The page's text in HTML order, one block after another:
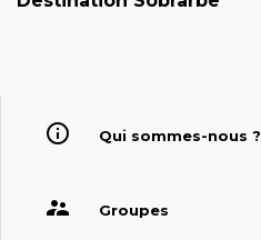
Qui sommes-nous ?
Groupes